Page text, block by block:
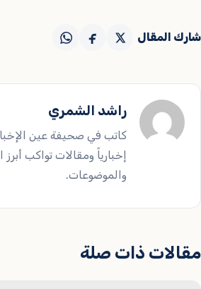
شارك المقال
راشد الشمري
كاتب في صحيفة عين
إخبارياً ومقالات تواكب أبرز
والموضوعات.
مقالات ذات صلة